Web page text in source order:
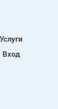
Услуги
Вход